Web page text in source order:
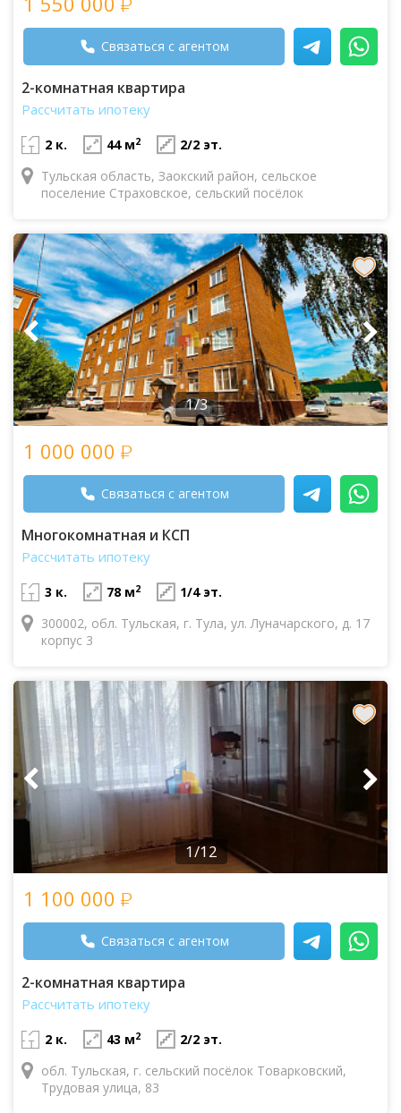
Связаться с агентом
2-комнатная квартира
Рассчитать ипотеку
2 к. 44 м2
2/2 эт.
Тульская область, Заокский район, сельское
поселение Страховское, сельский посёлок
1/3
1 000 000
Связаться с агентом
Многокомнатная и КСП
Рассчитать ипотеку
3 к. 78 м2
1/4 эт.
300002, обл. Тульская, г. Тула, ул. Луначарского, д. 17
корпус 3
1/12
1 100 000
Связаться с агентом
2-комнатная квартира
Рассчитать ипотеку
2 к. 43 м2
2/2 эт.
обл. Тульская, г. сельский посёлок Товарковский,
Трудовая улица, 83